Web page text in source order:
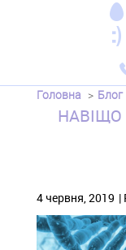
Головна Блог
НАВІЩО
4 червня, 2019